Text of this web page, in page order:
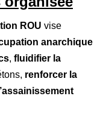
ROU vise
anarchique
, fluidifier la
renforcer la
l’assainissement